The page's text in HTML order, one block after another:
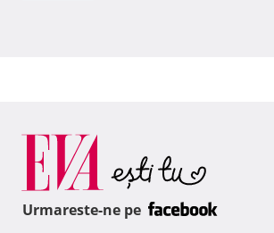
Urmareste-ne pe